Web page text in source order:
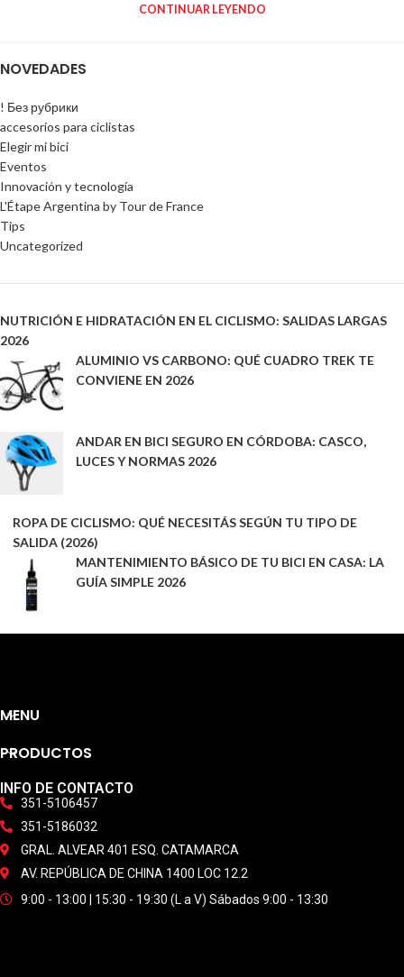
CONTINUAR LEYENDO
NOVEDADES
! Без рубрики
accesorios para ciclistas
Elegir mi bici
Eventos
Innovación y tecnología
L'Étape Argentina by Tour de France
Tips
Uncategorized
NUTRICIÓN E HIDRATACIÓN EN EL CICLISMO: SALIDAS LARGAS
2026
ALUMINIO VS CARBONO: QUÉ CUADRO TREK TE
CONVIENE EN 2026
ANDAR EN BICI SEGURO EN CÓRDOBA: CASCO,
LUCES Y NORMAS 2026
ROPA DE CICLISMO: QUÉ NECESITÁS SEGÚN TU TIPO DE
SALIDA (2026)
MANTENIMIENTO BÁSICO DE TU BICI EN CASA: LA
GUÍA SIMPLE 2026
MENU
PRODUCTOS
INFO DE CONTACTO
351-5106457
351-5186032
GRAL. ALVEAR 401 ESQ. CATAMARCA
AV. REPÚBLICA DE CHINA 1400 LOC 12.2
9:00 - 13:00 | 15:30 - 19:30 (L a V) Sábados 9:00 - 13:30